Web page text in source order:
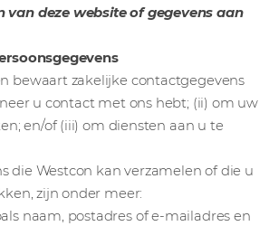
van deze website of gegevens aan
bewaart zakelijke contactgegevens
u contact met ons hebt; (ii) om uw
en/of (iii) om diensten aan u te
die Westcon kan verzamelen of die u
zijn onder meer:
naam, postadres of e-mailadres en